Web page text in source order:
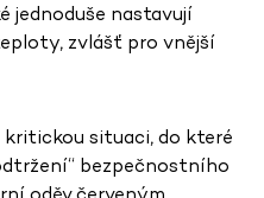
jednoduše nastavují
zvlášť pro vnější
kritickou situaci, do které
bezpečnostního